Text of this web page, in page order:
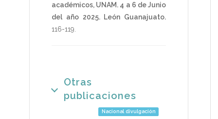
académicos, UNAM. 4 a 6 de Junio
del año 2025. León Guanajuato.
116-119
Otras
publicaciones
Nacional divulgación